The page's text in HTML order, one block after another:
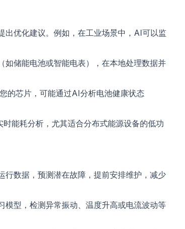
出优化建议。例如，在工业场景中，AI可以监
如储能电池或智能电表），在本地处理数据并
的芯片，可能通过AI分析电池健康状态
能耗分析，尤其适合分布式能源设备的低功
行数据，预测潜在故障，提前安排维护，减少
模型，检测异常振动、温度升高或电流波动等